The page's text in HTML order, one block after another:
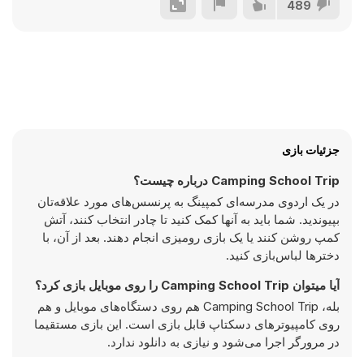
489
جزئیات بازی
Camping School Trip درباره چیست؟
در یک اردوی مدرسه‌ای کمپینگ به پرنسس‌های مورد علاقه‌تان
بپیوندید. شما باید به آنها کمک کنید تا چادر انتخاب کنند، آتش
کمپ روشن کنند یا یک بازی رومیزی انجام دهند. بعد از آن، با
دخترها لباس‌بازی کنید.
آیا میتوان Camping School Trip را روی موبایل بازی کرد؟
بله، Camping School Trip هم روی دستگاه‌های موبایل و هم
روی کامپیوترهای دسکتاپ قابل بازی است. این بازی مستقیما
در مرورگر اجرا می‌شود و نیازی به دانلود ندارد.